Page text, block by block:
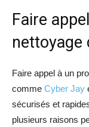
Faire
nettoyage
Faire appel à un
comme Cyber Jay
sécurisés et
plusieurs raisons